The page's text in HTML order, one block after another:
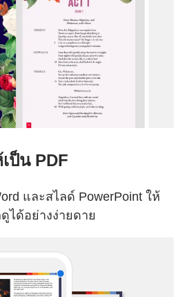
ป็น PDF
และสไลด์ PowerPoint ให้
ได้อย่างง่ายดาย